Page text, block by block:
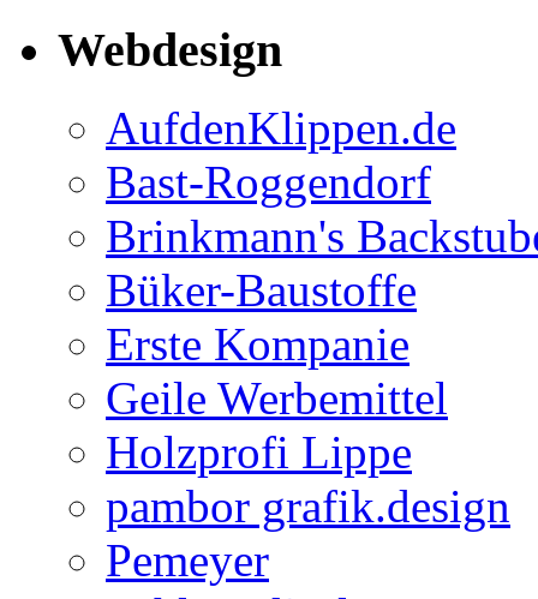
Webdesign
AufdenKlippen.de
Bast-Roggendorf
Brinkmann's
Büker-Baustoffe
Erste Kompanie
Geile Werbemittel
Holzprofi Lippe
pambor grafik.design
Pemeyer